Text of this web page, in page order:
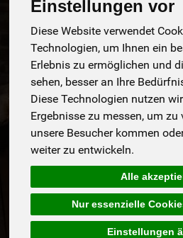
Einstellungen vor
Diese Website verwendet
Technologien, um Ihnen ein
Erlebnis zu ermöglichen und
sehen, besser an Ihre
Diese Technologien nutzen
Ergebnisse zu messen, um zu
unsere Besucher kommen
weiter zu entwickeln.
Alle
Nur essenzielle
Einstellungen